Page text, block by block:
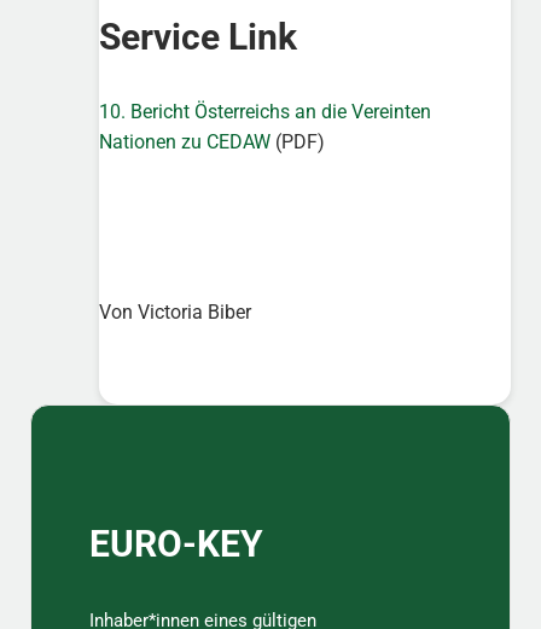
Service Link
10. Bericht Österreichs an die Vereinten
Nationen zu CEDAW (PDF)
Von Victoria Biber
Sidebar
EURO-KEY
Inhaber*innen eines gültigen